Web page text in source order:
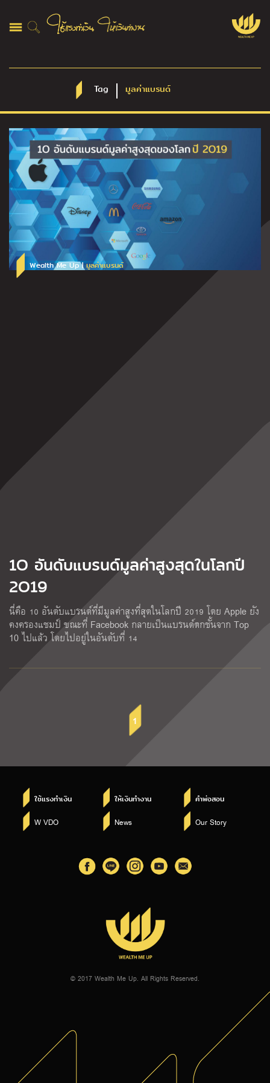
Tag มูลค่าแบรนด์
Wealth Me Up |มูลค่าแบรนด์
1O อันดับแบรนด์มูลค่าสูงสุดในโลกปี
2O19
นี่คือ 10 อันดับแบรนด์ที่มีมูลค่าสูงที่สุดในโลกปี 2019 โดย Apple ยัง
คงครองแชมป์ ขณะที่ Facebook กลายเป็นแบรนด์ตกชั้นจาก Top
10 ไปแล้ว โดยไปอยู่ในอันดับที่ 14
1
ใช้แรงทำเงิน ให้เงินทำงาน คำพ่อสอน
W VDO News Our Story
© 2017 Wealth Me Up. All Rights Reserved.